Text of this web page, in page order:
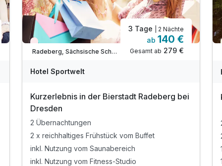
Nur noch Restplätze
Radeberg, Sächsische Schweiz / Elbsandsteingebirge
3 Tage | 2 Nächte
ab 140 €
Gesamt ab 279 €
Hotel Sportwelt
Kurzerlebnis in der Bierstadt Radeberg bei
Dresden
2 Übernachtungen
2 x reichhaltiges Frühstück vom Buffet
inkl. Nutzung vom Saunabereich
inkl. Nutzung vom Fitness-Studio